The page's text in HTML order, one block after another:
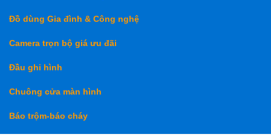
Đồ dùng Gia đình & Công nghệ
Camera trọn bộ giá ưu đãi
Đầu ghi hình
Chuông cửa màn hình
Báo trộm-báo cháy